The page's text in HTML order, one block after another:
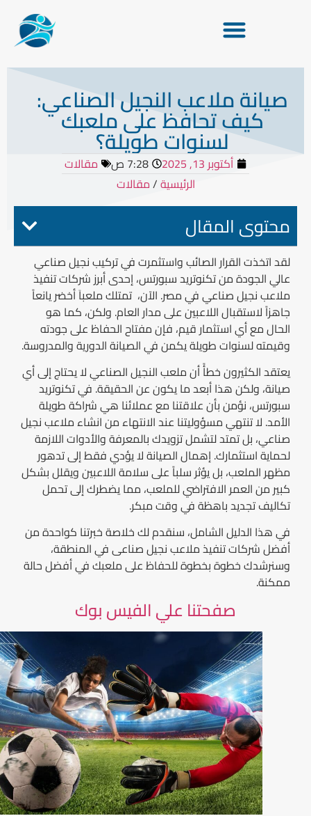
صيانة ملاعب النجيل الصناعي:
كيف تحافظ على ملعبك
لسنوات طويلة؟
أكتوبر 13, 2025 7:28 ص
مقالات
الرئيسية/مقالات
محتوى المقال
لقد اتخذت القرار الصائب واستثمرت في تركيب نجيل صناعي
عالي الجودة من تكنوتريد سبورتس، إحدى أبرز شركات تنفيذ
ملاعب نجيل صناعي في مصر. الآن، تمتلك ملعباَ أخضر يانعاً
جاهزاً لاستقبال اللاعبين على مدار العام. ولكن، كما هو
الحال مع أي استثمار قيم، فإن مفتاح الحفاظ على جودته
وقيمته لسنوات طويلة يكمن في الصيانة الدورية والمدروسة.
يعتقد الكثيرون خطأً أن ملعب النجيل الصناعي لا يحتاج إلى أي
صيانة، ولكن هذا أبعد ما يكون عن الحقيقة. في تكنوتريد
سبورتس، نؤمن بأن علاقتنا مع عملائنا هي شراكة طويلة
الأمد. لا تنتهي مسؤوليتنا عند الانتهاء من انشاء ملاعب نجيل
صناعي، بل تمتد لتشمل تزويدك بالمعرفة والأدوات اللازمة
لحماية استثمارك. إهمال الصيانة لا يؤدي فقط إلى تدهور
مظهر الملعب، بل يؤثر سلباً على سلامة اللاعبين ويقلل بشكل
كبير من العمر الافتراضي للملعب، مما يضطرك إلى تحمل
تكاليف تجديد باهظة في وقت مبكر.
في هذا الدليل الشامل، سنقدم لك خلاصة خبرتنا كواحدة من
أفضل شركات تنفيذ ملاعب نجيل صناعى في المنطقة،
وسنرشدك خطوة بخطوة للحفاظ على ملعبك في أفضل حالة
ممكنة.
صفحتنا علي الفيس بوك